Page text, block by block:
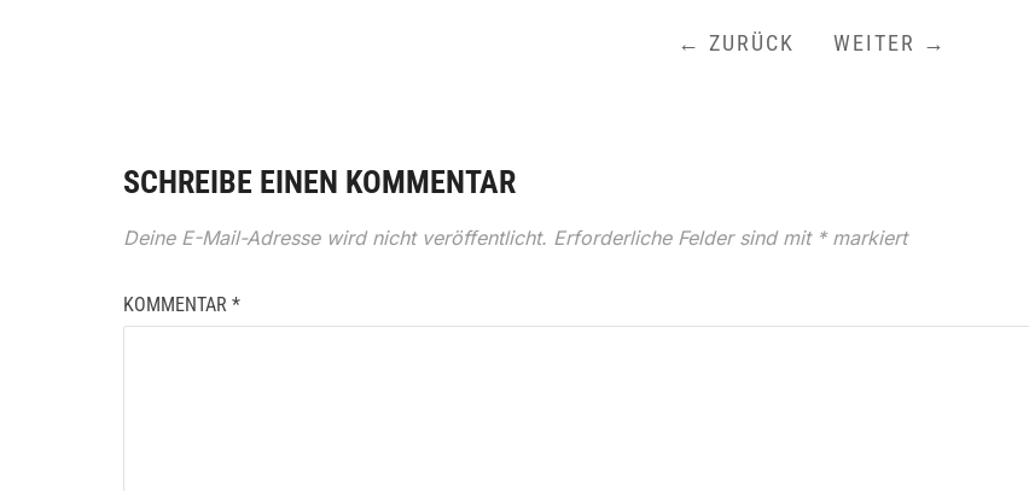
← ZURÜCK WEITER →
SCHREIBE EINEN KOMMENTAR
Deine E-Mail-Adresse wird nicht veröffentlicht. Erforderliche Felder sind mit *markiert
KOMMENTAR *